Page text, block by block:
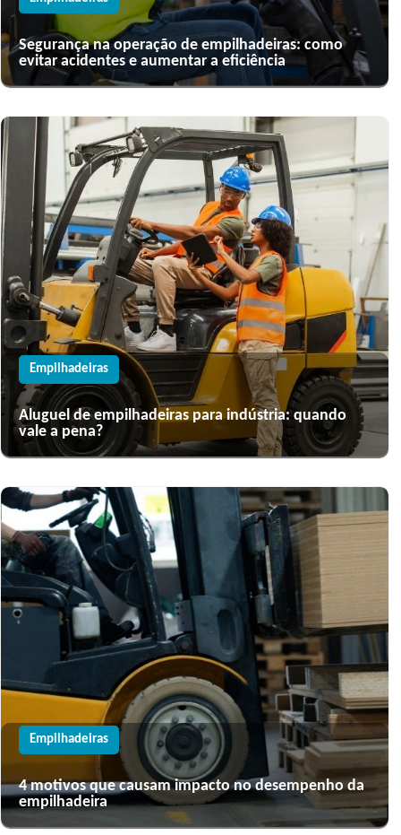
Segurança na operação de empilhadeiras: como
evitar acidentes e aumentar a eficiência
Empilhadeiras
Aluguel de empilhadeiras para indústria: quando
vale a pena?
Empilhadeiras
4 motivos que causam impacto no desempenho da
empilhadeira